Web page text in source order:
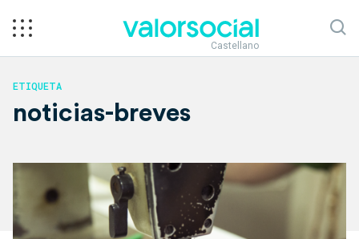
Castellano
ETIQUETA
noticias-breves